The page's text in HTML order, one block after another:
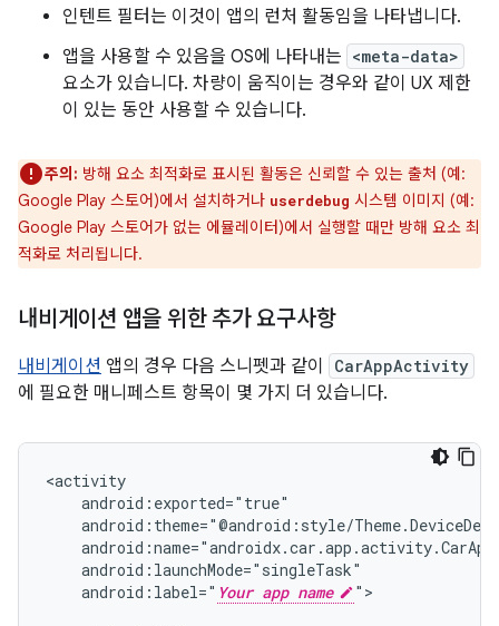
인텐트 필터는 이것이 앱의 런처 활동임을 나타냅니다.
앱을 사용할 수 있음을 OS에 나타내는 <meta-data>
요소가 있습니다. 차량이 움직이는 경우와 같이 UX 제한
이 있는 동안 사용할 수 있습니다.
주의: 방해 요소 최적화로 표시된 활동은 신뢰할 수 있는 출처 (예:
Google Play 스토어)에서 설치하거나 userdebug 시스템 이미지 (예:
Google Play 스토어가 없는 에뮬레이터)에서 실행할 때만 방해 요소 최
적화로 처리됩니다.
내비게이션 앱을 위한 추가 요구사항
내비게이션 앱의 경우 다음 스니펫과 같이 CarAppActivity
에 필요한 매니페스트 항목이 몇 가지 더 있습니다.
android:label=" Your app name ">